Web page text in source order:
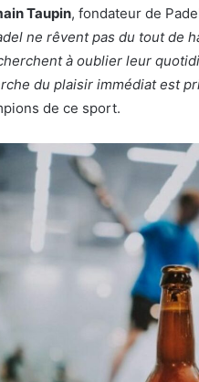
Taupin, fondateur de
ne rêvent pas du tout de
à oublier leur
du plaisir immédiat est
de ce sport.